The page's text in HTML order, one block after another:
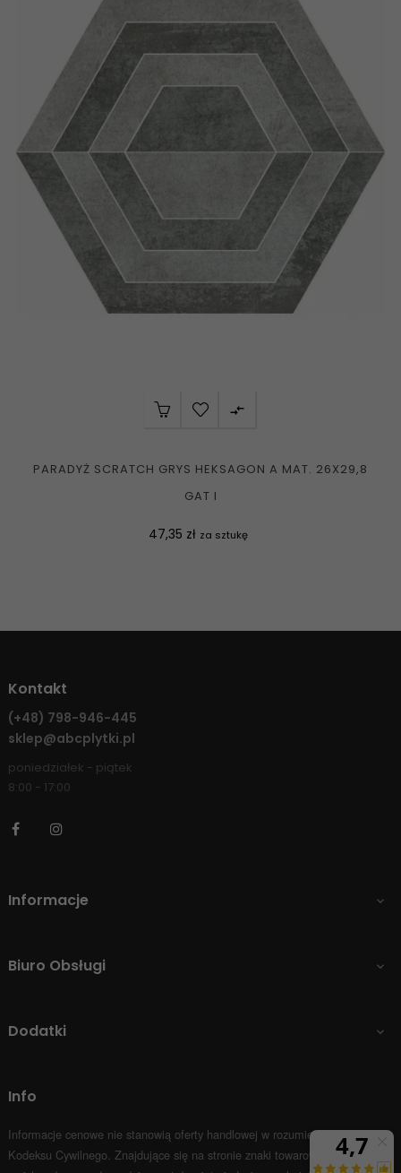

PARADYŻ SCRATCH GRYS HEKSAGON A MAT. 26X29,8
GAT I
Cena
47,35 zł za sztukę
Kontakt
(+48) 798-946-445
sklep@abcplytki.pl
poniedziałek - piątek
8:00 - 17:00
Facebook
Informacje 
Biuro Obsługi 
Dodatki 
Info
Informacje cenowe nie stanowią oferty handlowej w rozumieniu Art.66 par.1
Kodeksu Cywilnego. Znajdujące się na stronie znaki towarowe i nazwy firm